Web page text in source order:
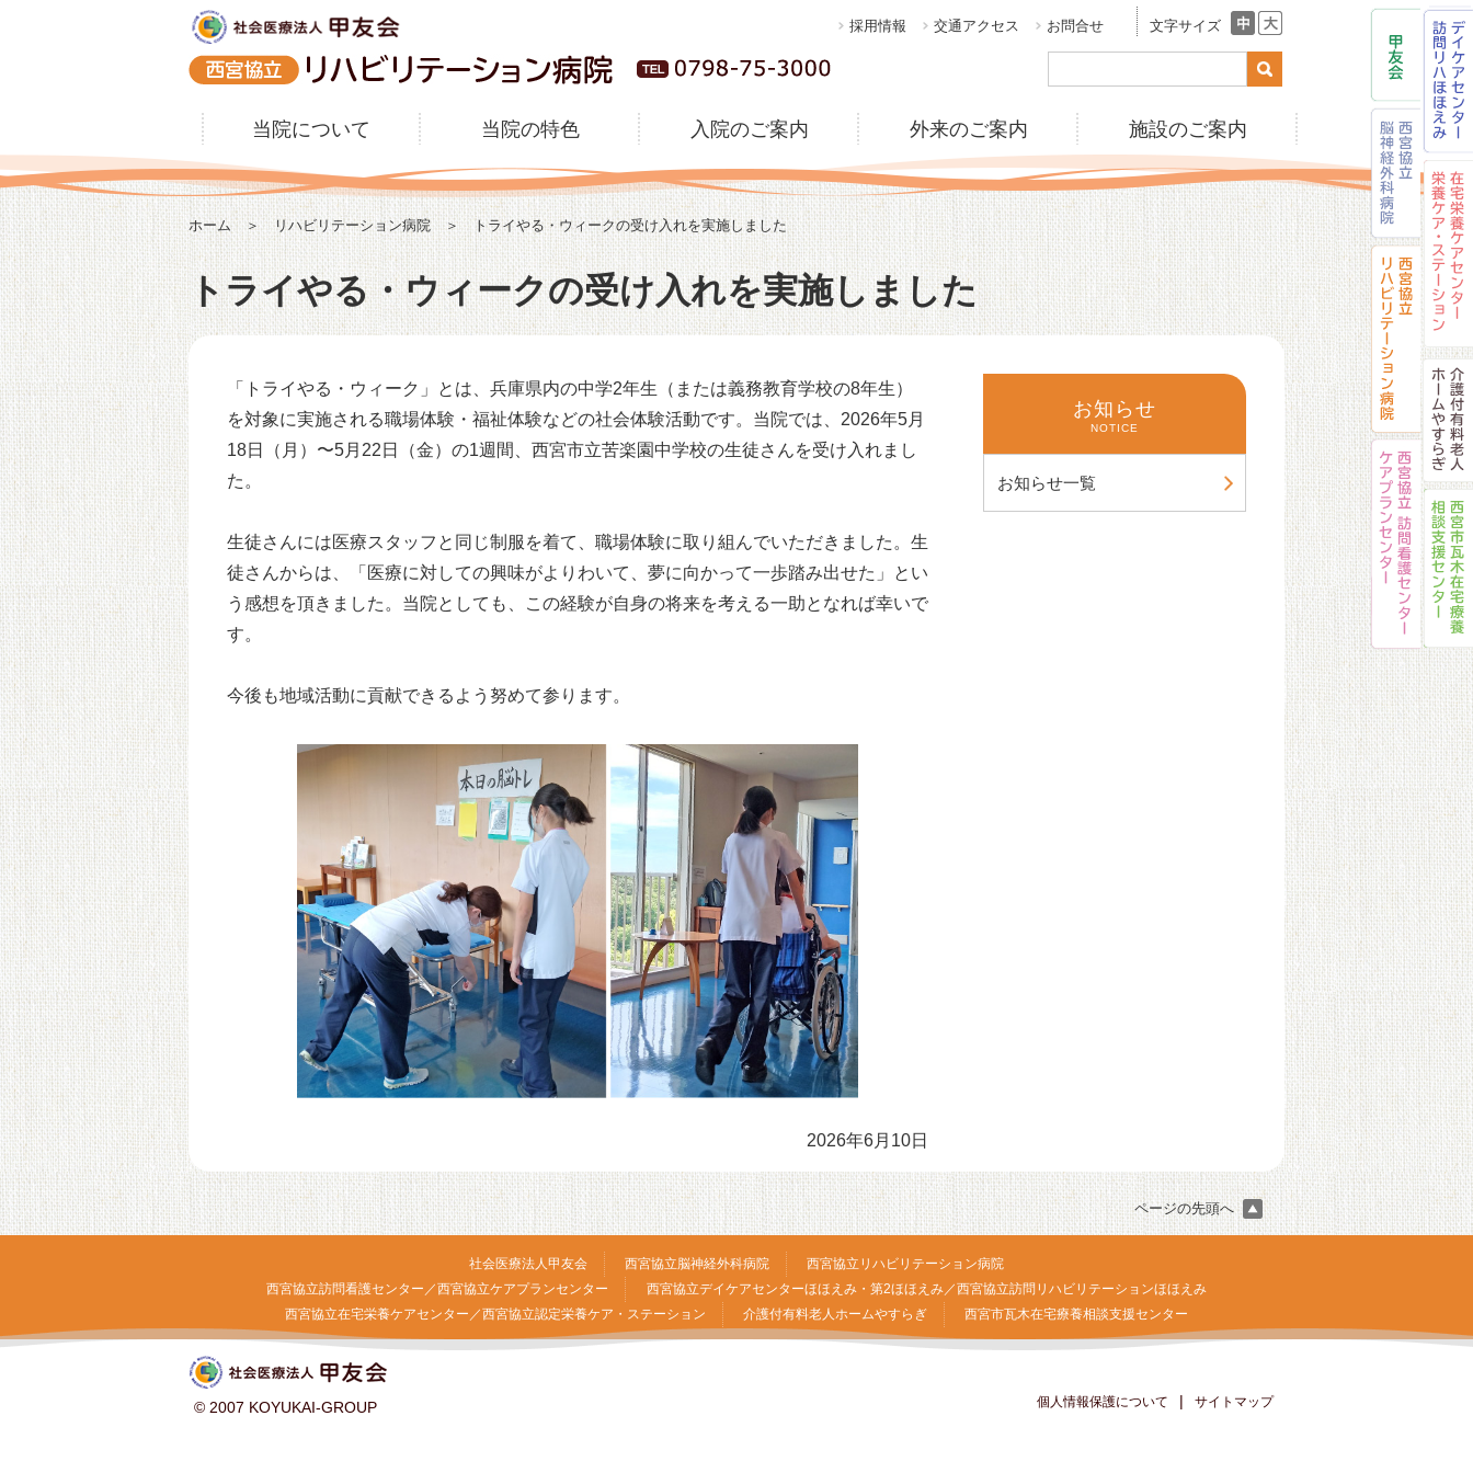
採用情報 交通アクセス お問合せ 文字サイズ
当院について 当院の特色 入院のご案内 外来のご案内 施設のご案内
ホーム＞リハビリテーション病院＞ トライやる・ウィークの受け入れを実施しました
トライやる・ウィークの受け入れを実施しました
「トライやる・ウィーク」とは、兵庫県内の中学2年生（または義務教育学校の8年生）
を対象に実施される職場体験・福祉体験などの社会体験活動です。当院では、2026年5月
18日（月）〜5月22日（金）の1週間、西宮市立苦楽園中学校の生徒さんを受け入れまし
た。
生徒さんには医療スタッフと同じ制服を着て、職場体験に取り組んでいただきました。生
徒さんからは、「医療に対しての興味がよりわいて、夢に向かって一歩踏み出せた」とい
う感想を頂きました。当院としても、この経験が自身の将来を考える一助となれば幸いで
す。
今後も地域活動に貢献できるよう努めて参ります。
2026年6月10日
お知らせ
NOTICE
お知らせ一覧
ページの先頭へ
社会医療法人甲友会 西宮協立脳神経外科病院
西宮協立リハビリテーション病院
西宮協立訪問看護センター／西宮協立ケアプランセンター
西宮協立デイケアセンターほほえみ・第2ほほえみ／西宮協立訪問リハビリテーションほほえみ
西宮協立在宅栄養ケアセンター／西宮協立認定栄養ケア・ステーション
介護付有料老人ホームやすらぎ 西宮市瓦木在宅療養相談支援センター
© 2007 KOYUKAI-GROUP 個人情報保護について | サイトマップ